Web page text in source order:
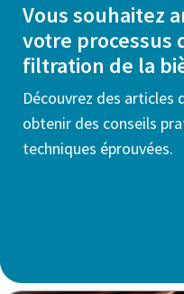
Vous souhaitez
votre processus
filtration de la
Découvrez des articles
obtenir des conseils
techniques éprouvées.